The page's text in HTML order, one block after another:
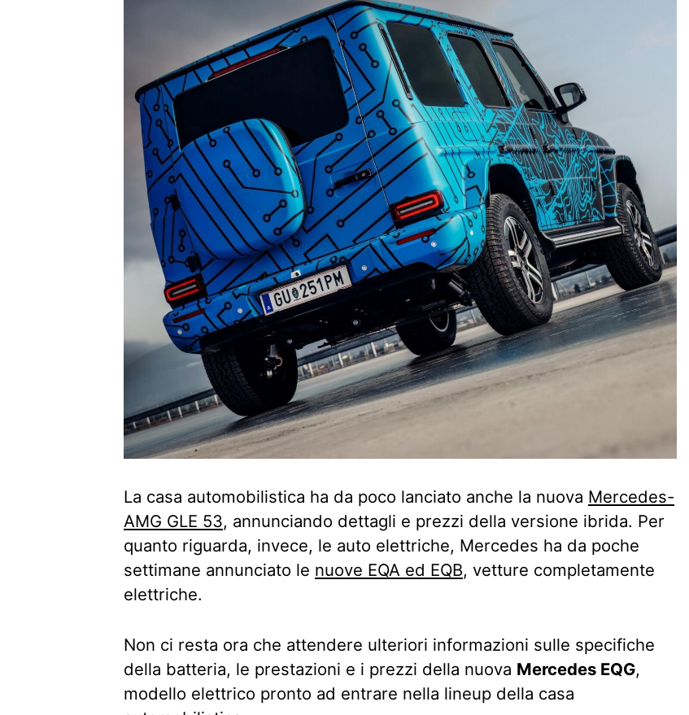
La casa automobilistica ha da poco lanciato anche la nuova Mercedes-
AMG GLE 53, annunciando dettagli e prezzi della versione ibrida. Per
quanto riguarda, invece, le auto elettriche, Mercedes ha da poche
settimane annunciato le nuove EQA ed EQB, vetture completamente
elettriche.
Non ci resta ora che attendere ulteriori informazioni sulle specifiche
della batteria, le prestazioni e i prezzi della nuova Mercedes EQG,
modello elettrico pronto ad entrare nella lineup della casa